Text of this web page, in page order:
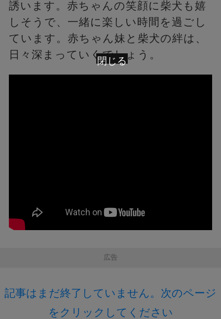
誘います。赤ちゃんの笑顔に柴犬も嬉
しそうで、一緒に楽しい時間を過ごし
ています。赤ちゃん妹と柴犬の絆は、
日々深まっていくでしょう。
広告
記事はまだ終了していません。次のページ
をクリックしてください
閉じる